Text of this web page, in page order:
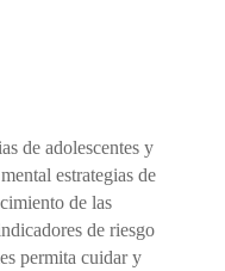
de adolescentes y
estrategias de
de las
de riesgo
permita cuidar y